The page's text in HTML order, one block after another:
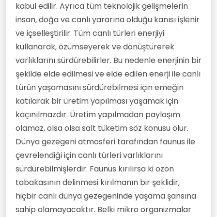
kabul edilir. Ayrıca tüm teknolojik gelişmelerin
insan, doğa ve canlı yararına olduğu kanısı işlenir
ve içselleştirilir. Tüm canlı türleri enerjiyi
kullanarak, özümseyerek ve dönüştürerek
varlıklarını sürdürebilirler. Bu nedenle enerjinin bir
şekilde elde edilmesi ve elde edilen enerji ile canlı
türün yaşamasını sürdürebilmesi için emeğin
katılarak bir üretim yapılması yaşamak için
kaçınılmazdır. Üretim yapılmadan paylaşım
olamaz, olsa olsa salt tüketim söz konusu olur.
Dünya gezegeni atmosferi tarafından faunus ile
çevrelendiği için canlı türleri varlıklarını
sürdürebilmişlerdir. Faunus kırılırsa ki ozon
tabakasının delinmesi kırılmanın bir şeklidir,
hiçbir canlı dünya gezegeninde yaşama şansına
sahip olamayacaktır. Belki mikro organizmalar